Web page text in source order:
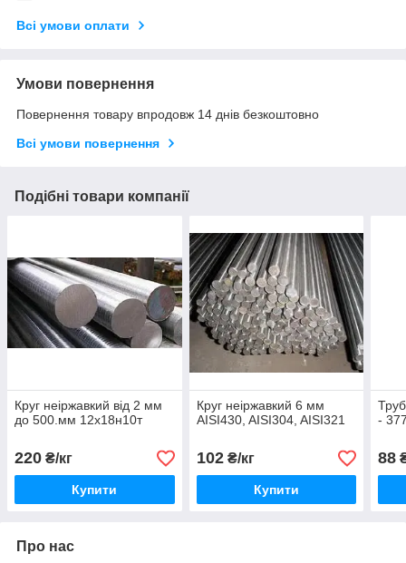
Всі умови оплати
Умови повернення
Повернення товару впродовж 14 днів безкоштовно
Всі умови повернення
Подібні товари компанії
Круг неіржавкий від 2 мм
до 500.мм 12х18н10т
220 ₴/кг
Купити
Круг неіржавкий 6 мм
AISI430, AISI304, AISI321
102₴/кг
Купити
-
88
Про нас